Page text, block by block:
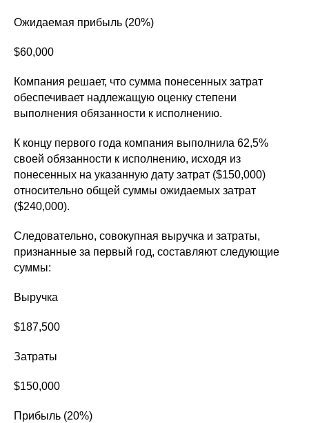
Ожидаемая прибыль (20%)
$60,000
Компания решает, что сумма понесенных затрат
обеспечивает надлежащую оценку степени
выполнения обязанности к исполнению.
К концу первого года компания выполнила 62,5%
своей обязанности к исполнению, исходя из
понесенных на указанную дату затрат ($150,000)
относительно общей суммы ожидаемых затрат
($240,000).
Следовательно, совокупная выручка и затраты,
признанные за первый год, составляют следующие
суммы:
Выручка
$187,500
Затраты
$150,000
Прибыль (20%)